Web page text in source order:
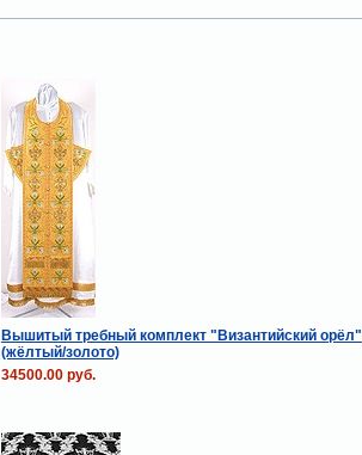
Вышитый требный комплект "Византийский орёл"
(жёлтый/золото)
34500.00 руб.